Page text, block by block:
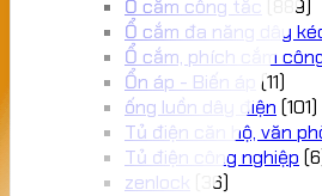
Ổ cắm công tắc
(889)
Ổ cắm đa năng dây
Ổ cắm, phích cắm
Ổn áp - Biến áp
(11)
ống luồn dây điện (101)
Tủ điện căn hộ, văn
Tủ điện công nghiệp
zenlock
(36)